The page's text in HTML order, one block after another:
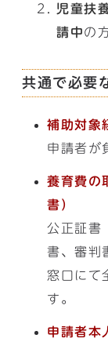
児童扶
請中の
共通で必要
補助対象
申請者が
養育費の
書）
公正証書
書、審判
窓口にて
す。
申請者本